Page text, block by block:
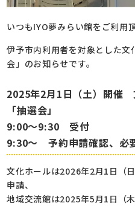
いつもIYO夢みらい館をご利用
伊予市内利用者を対象とした
会」のお知らせです。
2025年2月1日（土）開催
「抽選会」
9:00～9:30 受付
9:30～ 予約申請確認、必
文化ホールは2026年2月1日（
申請、
地域交流館は2025年5月1日（